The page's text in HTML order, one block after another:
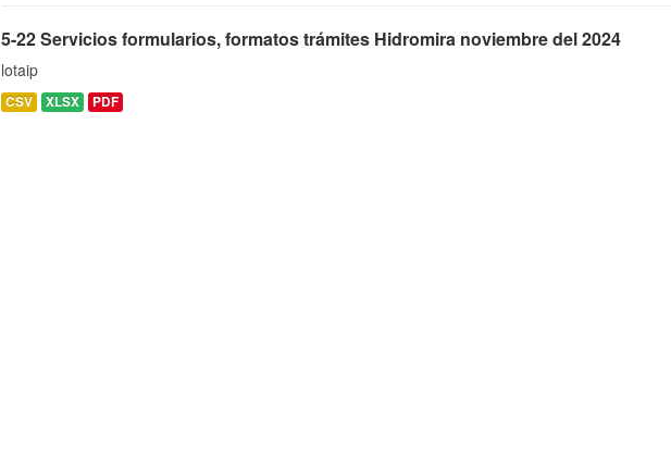
5-22 Servicios formularios, formatos trámites Hidromira noviembre del 2024
lotaip
CSV XLSX PDF